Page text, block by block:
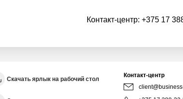
Контакт-центр: +375 17
Скачать ярлык на рабочий стол
Контакт-центр